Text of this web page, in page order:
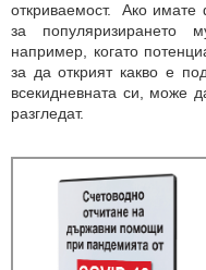
откриваемост. Ако имате
за популяризирането
например, когато
за да открият какво е
всекидневната си, може
разгледат.